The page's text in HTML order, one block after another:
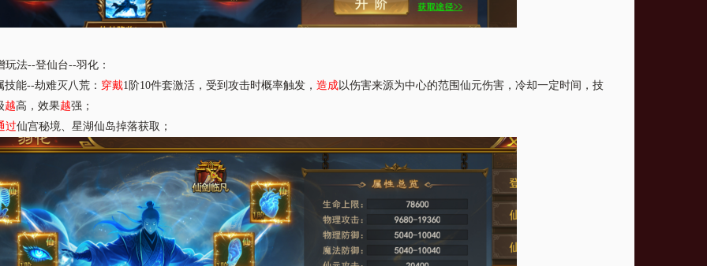
玩法--登仙台--羽化：
技能--劫难灭八荒： 穿戴1阶10件套激活，受到攻击时概率触发， 造成以伤害来源为中心的范围仙元伤害，冷却一定时间，技
越高，效果越强；
过仙宫秘境、星湖仙岛掉落获取；